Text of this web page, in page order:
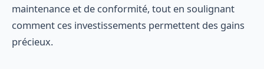
maintenance et de conformité, tout en soulignant
comment ces investissements permettent des gains
précieux.